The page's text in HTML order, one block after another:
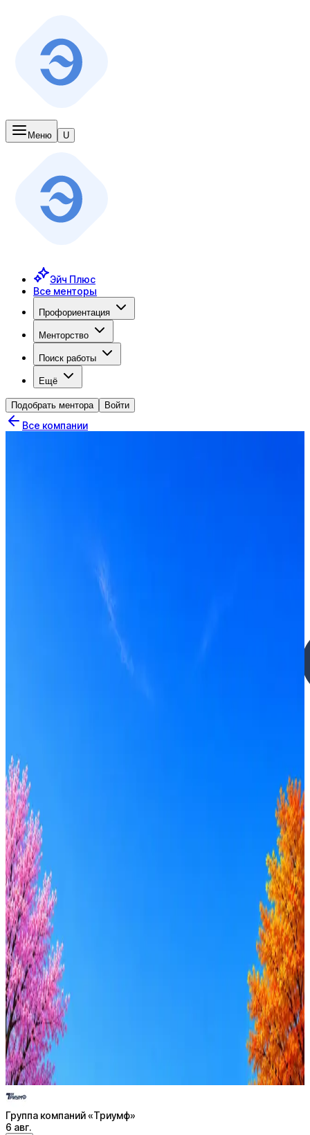
Меню U
Эйч Плюс
Все менторы
Профориентация
Менторство
Поиск работы
Ещё
Подобрать ментора Войти
Все компании
Группа компаний «Триумф»
4активные вакансии
Стратегия поиска с AI: рынки, позиции, вилка, каналы
Ежедневный подбор из 600+ источников
AI генерация сопроводительных писем
Группа компаний «Триумф»
6 авг.